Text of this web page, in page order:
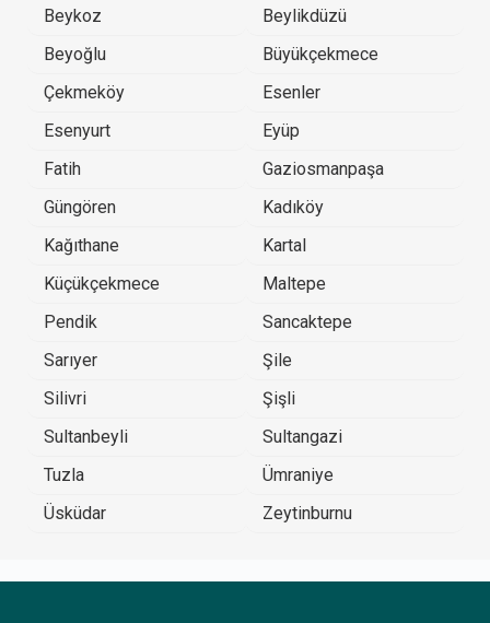
Beykoz
Beylikdüzü
Beyoğlu
Büyükçekmece
Çekmeköy
Esenler
Esenyurt
Eyüp
Fatih
Gaziosmanpaşa
Güngören
Kadıköy
Kağıthane
Kartal
Küçükçekmece
Maltepe
Pendik
Sancaktepe
Sarıyer
Şile
Silivri
Şişli
Sultanbeyli
Sultangazi
Tuzla
Ümraniye
Üsküdar
Zeytinburnu